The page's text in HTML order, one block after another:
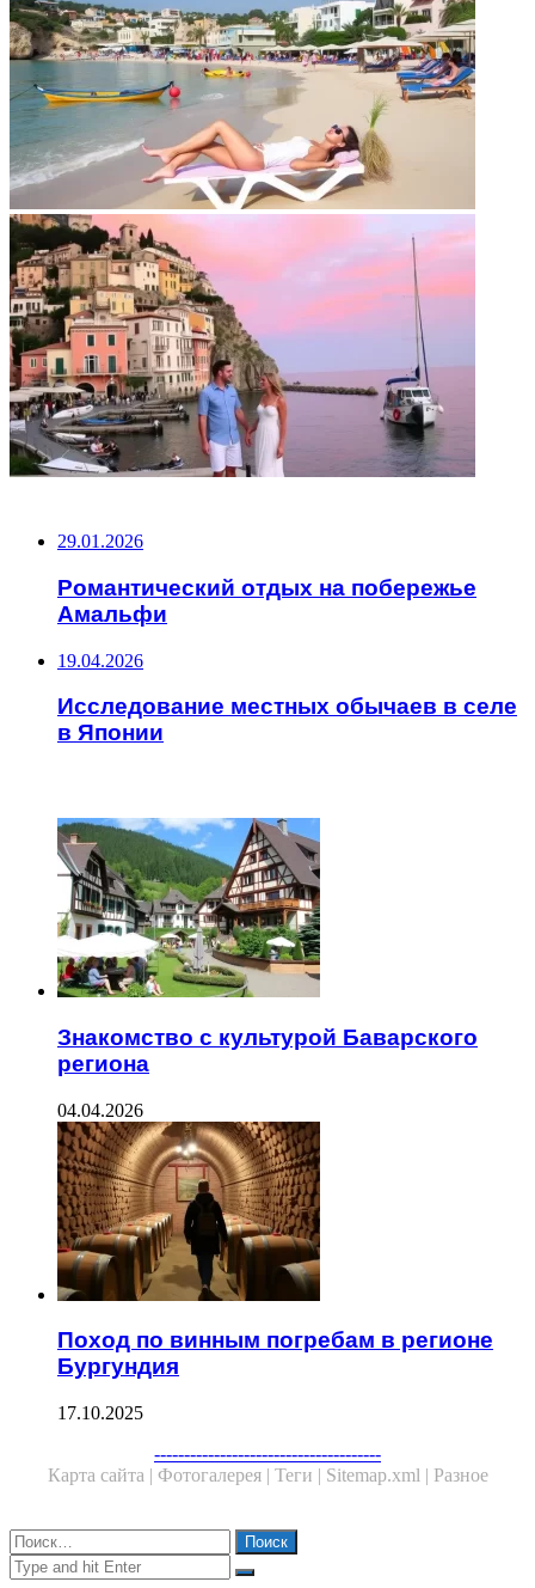
29.01.2026
Романтический отдых на побережье
Амальфи
19.04.2026
Исследование местных обычаев в селе
в Японии
Знакомство с культурой Баварского
региона
04.04.2026
Поход по винным погребам в регионе
Бургундия
17.10.2025
--------------------------------------
Карта сайта | Фотогалерея | Теги | Sitemap.xml | Разное
Close
Найти:
Close
Search